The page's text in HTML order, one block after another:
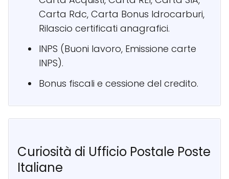
Carta Rdc, Carta Bonus Idrocarburi,
Rilascio certificati anagrafici.
INPS (Buoni lavoro, Emissione carte
INPS).
Bonus fiscali e cessione del credito.
Curiosità di Ufficio Postale Poste
Italiane